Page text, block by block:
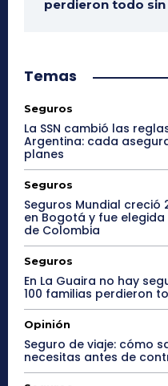
perdieron todo
Temas
Seguros
La SSN cambió las
Argentina: cada
planes
Seguros
Seguros Mundial creció
en Bogotá y fue
de Colombia
Seguros
En La Guaira no hay
100 familias perdieron
Opinión
Seguro de viaje: cómo
necesitas antes de